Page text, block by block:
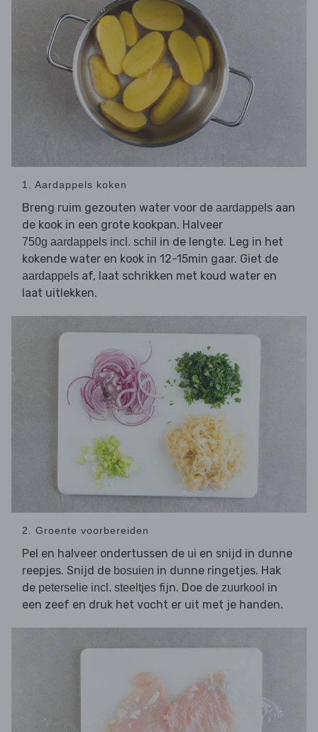
1. Aardappels koken
Breng ruim gezouten water voor de aardappels aan
de kook in een grote kookpan. Halveer
750g aardappels incl. schil in de lengte. Leg in het
kokende water en kook in 12-15min gaar. Giet de
aardappels af, laat schrikken met koud water en
laat uitlekken.
2. Groente voorbereiden
Pel en halveer ondertussen de ui en snijd in dunne
reepjes. Snijd de bosuien in dunne ringetjes. Hak
de peterselie incl. steeltjes fijn. Doe de zuurkool in
een zeef en druk het vocht er uit met je handen.